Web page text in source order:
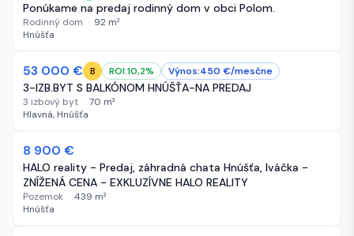
Ponúkame na predaj rodinný dom v obci Polom.
Rodinný dom · 92 m²
Hnúšťa
320 dní
53 000 € B ROI:10,2% Výnos:450 €/mesčne
3-IZB.BYT S BALKÓNOM HNÚŠŤA-NA PREDAJ
3 izbový byt · 70 m²
Hlavná, Hnúšťa
341 dní
-600 €
8 900 €
HALO reality - Predaj, záhradná chata Hnúšťa, Iváčka -
ZNÍŽENÁ CENA - EXKLUZÍVNE HALO REALITY
Pozemok · 439 m²
Hnúšťa